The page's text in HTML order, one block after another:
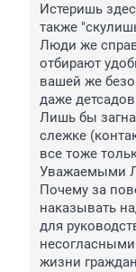
Истеришь
также
Люди же
отбирают
вашей же
даже
Лишь бы
слежке
все тоже
Уважаемыми
Почему за
наказывать
для
жизни